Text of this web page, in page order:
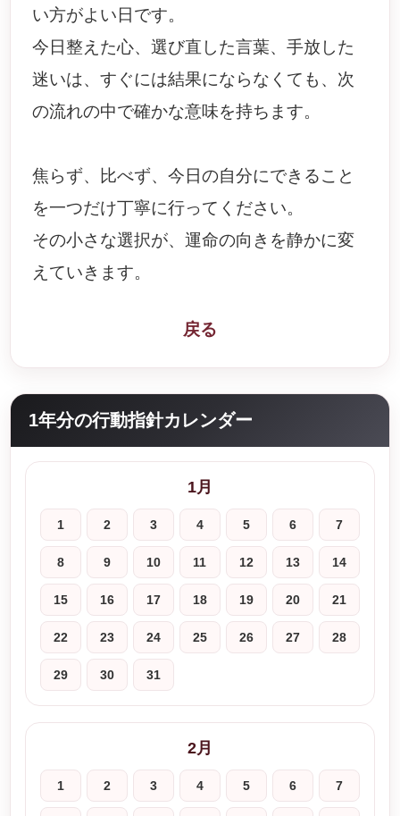
い方がよい日です。
今日整えた心、選び直した言葉、手放した
迷いは、すぐには結果にならなくても、次
の流れの中で確かな意味を持ちます。
焦らず、比べず、今日の自分にできること
を一つだけ丁寧に行ってください。
その小さな選択が、運命の向きを静かに変
えていきます。
戻る
1年分の行動指針カレンダー
1月
1 2 3 4 5 6 7
8 9 10 11 12 13 14
15 16 17 18 19 20 21
22 23 24 25 26 27 28
29 30 31
2月
1 2 3 4 5 6 7